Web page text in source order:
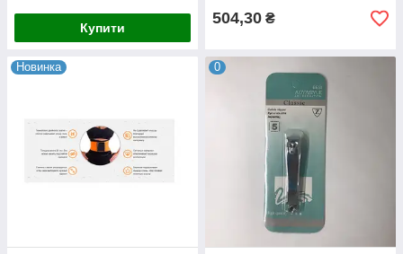
Купити
504,30 ₴
Новинка 0